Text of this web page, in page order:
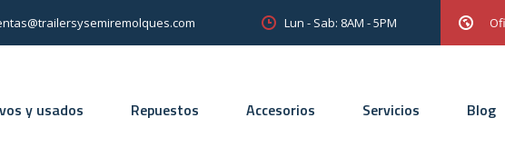
Lun - Sab: 8AM - 5PM
y usados Repuestos Accesorios Servicios Blog